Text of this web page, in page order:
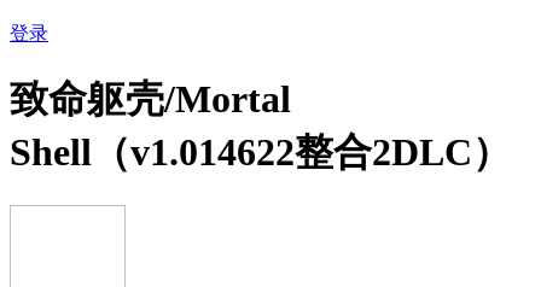
登录
致命躯壳/Mortal
Shell（v1.014622整合2DLC）